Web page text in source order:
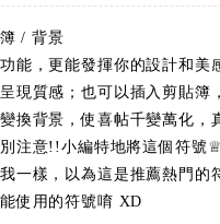
/ 背景
能，更能發揮你的設計和美
現質感；也可以插入剪貼簿
換背景，使喜帖千變萬化，
注意!!小編特地將這個符號
一樣，以為這是推薦熱門的
使用的符號唷 XD